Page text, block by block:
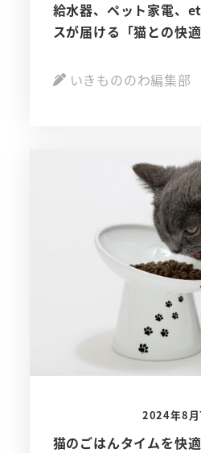
給水器、ペット家電
スが届ける「猫との快適
いきもののわ編集部
2024年8月
猫のごはんタイムを快